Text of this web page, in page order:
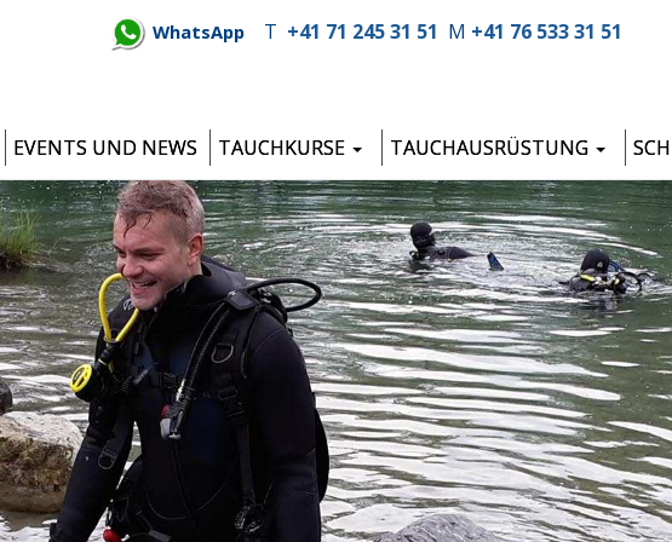
WhatsApp T +41 71 245 31 51 M +41 76 533 31 51
EVENTS UND NEWS TAUCHKURSE TAUCHAUSRÜSTUNG